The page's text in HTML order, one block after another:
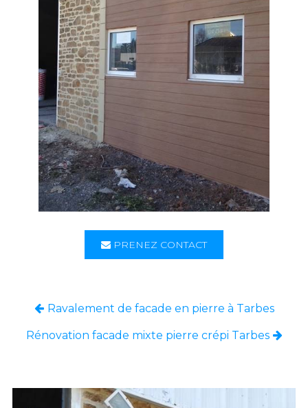
PRENEZ CONTACT
Ravalement de facade en pierre à Tarbes
Rénovation facade mixte pierre crépi Tarbes